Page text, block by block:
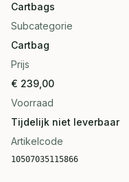
Cartbags
Subcategorie
Cartbag
Prijs
€ 239,00
Voorraad
Tijdelijk niet leverbaar
Artikelcode
10507035115866